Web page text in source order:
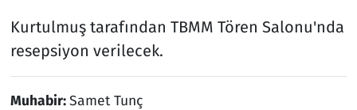
Kurtulmuş tarafından TBMM Tören Salonu'nda
resepsiyon verilecek.
Muhabir:Samet Tunç